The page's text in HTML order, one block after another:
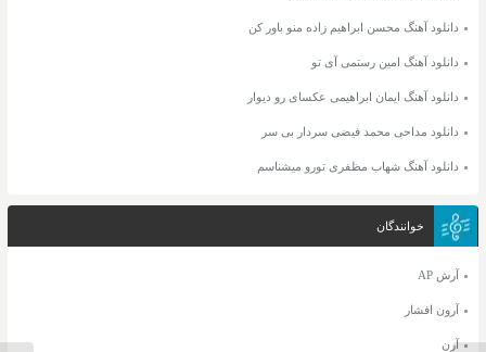
دانلود آهنگ محسن ابراهیم زاده منو باور کن
دانلود آهنگ امین رستمی آی تو
دانلود آهنگ ایمان ابراهیمی عکسای رو دیوار
دانلود مداحی محمد فیضی سردار بی سر
دانلود آهنگ شهاب مظفری تورو میشناسم
خوانندگان
آرش AP
آرون افشار
آرن